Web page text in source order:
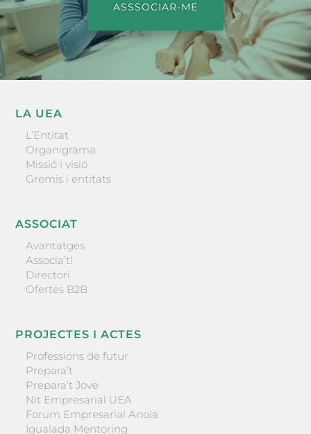
ASSSOCIAR-ME
LA UEA
L’Entitat
Organigrama
Missió i visió
Gremis i entitats
ASSOCIAT
Avantatges
Associa’t!
Directori
Ofertes B2B
PROJECTES I ACTES
Professions de futur
Prepara’t
Prepara’t Jove
Nit Empresarial UEA
Forum Empresarial Anoia
Igualada Mentoring